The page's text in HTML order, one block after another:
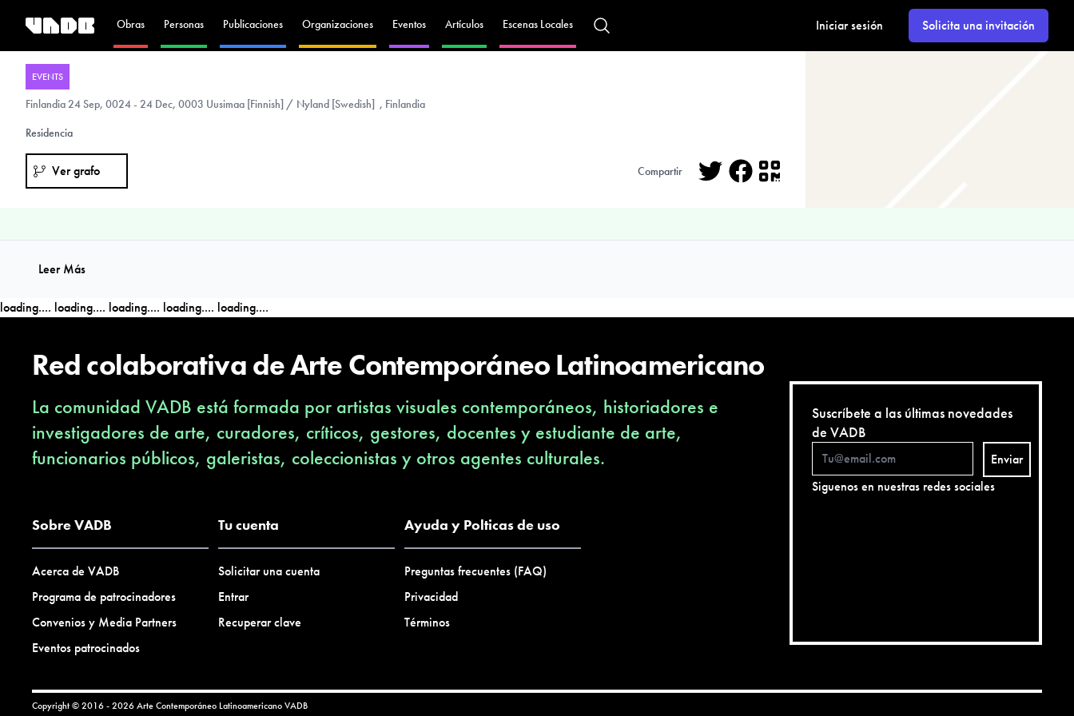
Obras Personas Publicaciones Organizaciones Eventos Artículos Escenas Locales Iniciar sesión Solicita una invitación
EVENTS
Finlandia24 Sep, 0024 - 24 Dec, 0003 Uusimaa [Finnish] / Nyland [Swedish] , Finlandia
Residencia
Ver grafo Compartir
Leer Más
loading.... loading.... loading.... loading.... loading....
Red colaborativa de Arte Contemporáneo Latinoamericano
La comunidad VADB está formada por artistas visuales contemporáneos, historiadores e
investigadores de arte, curadores, críticos, gestores, docentes y estudiante de arte,
funcionarios públicos, galeristas, coleccionistas y otros agentes culturales.
Sobre VADB
Acerca de VADB
Programa de patrocinadores
Convenios y Media Partners
Eventos patrocinados
Tu cuenta
Solicitar una cuenta
Entrar
Recuperar clave
Ayuda y Polticas de uso
Preguntas frecuentes (FAQ)
Privacidad
Términos
Suscríbete a las últimas novedades
de VADB
Enviar
Siguenos en nuestras redes sociales
Copyright © 2016 - 2026 Arte Contemporáneo LatinoamericanoVADB